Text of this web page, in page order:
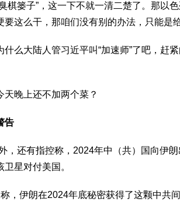
棋篓子”，这一下不就一清二楚了。那以
这么干，那咱们没有别的办法，只能是
么大陆人管习近平叫“加速师”了吧，赶
晚上还不加两个菜？
告
，还有指控称，2024年中（共）国向伊
星对付美国。
，伊朗在2024年底秘密获得了这颗中共